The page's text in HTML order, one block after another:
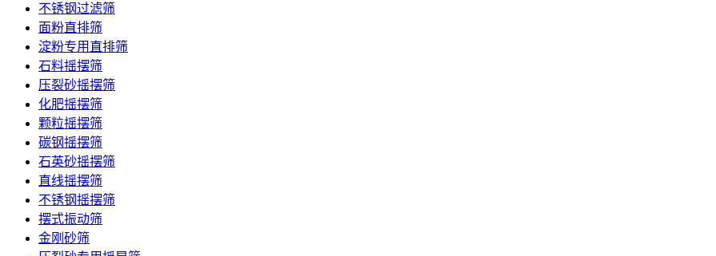
不锈钢过滤筛
面粉直排筛
淀粉专用直排筛
石料摇摆筛
压裂砂摇摆筛
化肥摇摆筛
颗粒摇摆筛
碳钢摇摆筛
石英砂摇摆筛
直线摇摆筛
不锈钢摇摆筛
摆式振动筛
金刚砂筛